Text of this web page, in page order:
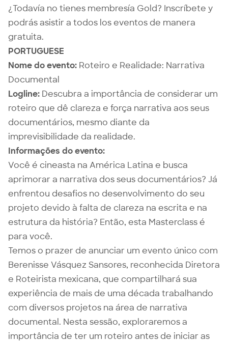
¿Todavía no tienes membresía Gold? Inscríbete y
podrás asistir a todos los eventos de manera
gratuita.
PORTUGUESE
Nome do evento: Roteiro e Realidade: Narrativa
Documental
Logline: Descubra a importância de considerar um
roteiro que dê clareza e força narrativa aos seus
documentários, mesmo diante da
imprevisibilidade da realidade.
Informações do evento:
Você é cineasta na América Latina e busca
aprimorar a narrativa dos seus documentários? Já
enfrentou desafios no desenvolvimento do seu
projeto devido à falta de clareza na escrita e na
estrutura da história? Então, esta Masterclass é
para você.
Temos o prazer de anunciar um evento único com
Berenisse Vásquez Sansores, reconhecida Diretora
e Roteirista mexicana, que compartilhará sua
experiência de mais de uma década trabalhando
com diversos projetos na área de narrativa
documental. Nesta sessão, exploraremos a
importância de ter um roteiro antes de iniciar as